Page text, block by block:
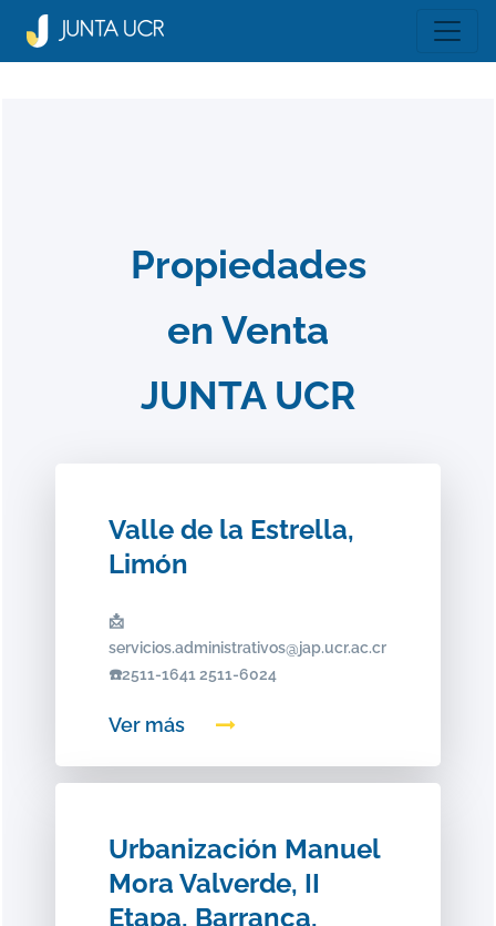
Propiedades
en Venta
JUNTA UCR
Valle de la Estrella,
Limón
📩
servicios.administrativos@jap.ucr.ac.cr
☎️2511-1641 2511-6024
Ver más
Urbanización Manuel
Mora Valverde, II
Etapa, Barranca,